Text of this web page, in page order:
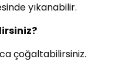
yıkanabilir.
çoğaltabilirsiniz.